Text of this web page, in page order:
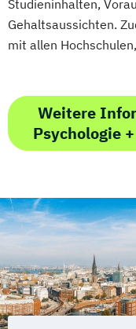
Studieninhalten,
Gehaltsaussichten.
mit allen
Weitere
Psychologie